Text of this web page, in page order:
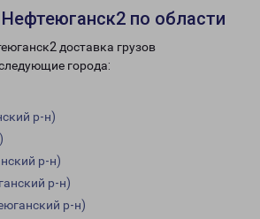
по области
доставка грузов
города:
р-н)
р-н)
р-н)
р-н)